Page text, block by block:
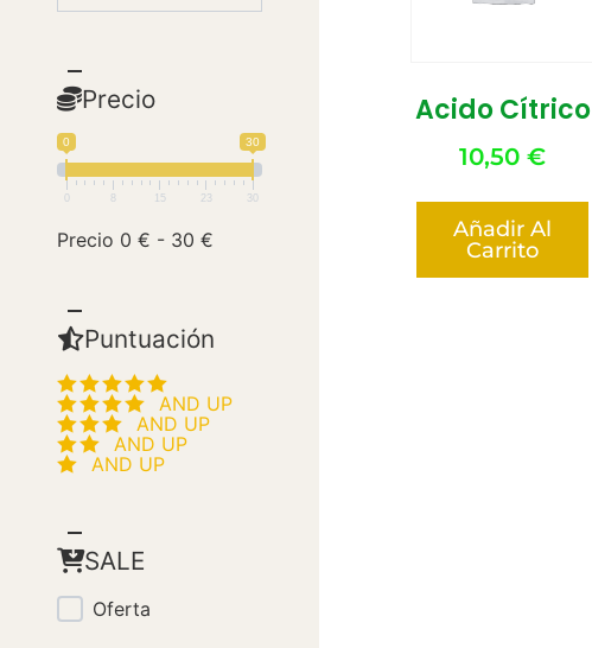
Precio
0 30
0 8 15 23 30
Precio 0 € - 30 €
Puntuación
SALE
Oferta
Acido Cítrico
10,50€
Añadir Al
Carrito